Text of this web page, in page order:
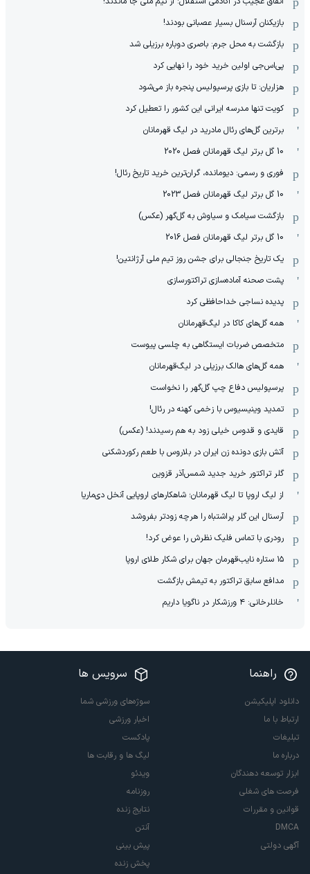
بازیکنان آرسنال بسیار عصبانی بودند!
بازگشت به محل جرم: باصری دوباره برزیلی شد
پی‌اس‌جی اولین خرید خود را نهایی کرد
هزاریان: تا بازی پرسپولیس پنجره باز می‌شود
کویت تنها مدرسه ایرانی این کشور را تعطیل کرد
برترین گل‌های رئال مادرید در لیگ قهرمانان
10 گل برتر لیگ قهرمانان فصل 2020
فوری و رسمی: دیومانده، گران‌ترین خرید تاریخ رئال!
10 گل برتر لیگ قهرمانان فصل 2023
بازگشت سیامک و سیاوش به گل‌گهر (عکس)
10 گل برتر لیگ قهرمانان فصل 2016
یک تاریخ جنجالی برای جشن روز تیم ملی آرژانتین!
پشت صحنه آماده‌سازی تراکتورسازی
پدیده نساجی خداحافظی کرد
همه گل‌های کاکا در لیگ‌قهرمانان
متخصص ضربات ایستگاهی به چلسی پیوست
همه گل‌های هالک برزیلی در لیگ‌قهرمانان
پرسپولیس دفاع چپ گل‌گهر را نخواست
تمدید وینیسیوس با زخمی کهنه در رئال!
قایدی و قدوس خیلی زود به هم رسیدند! (عکس)
آتش بازی دونده زن ایران در بلاروس با طعم رکوردشکنی
گلر تراکتور خرید جدید شمس‌آذر قزوین
از لیگ اروپا تا لیگ قهرمانان؛ شاهکارهای اروپایی آنخل دی‌ماریا
آرسنال این گلر پراشتباه را هرچه زودتر بفروشد
رودری با تماس فلیک نظرش را عوض کرد!
١۵ ستاره نایب‌قهرمان جهان برای شکار طلای اروپا
مدافع سابق تراکتور به تیمش بازگشت
خانلرخانی: ۴ ورزشکار در ناگویا داریم
راهنما
دانلود اپلیکیشن
ارتباط با ما
تبلیغات
درباره ما
ابزار توسعه دهندگان
فرصت های شغلی
قوانین و مقررات
DMCA
آگهی دولتی
سرویس ها
سوژه‌های ورزشی شما
اخبار ورزشی
پادکست
لیگ ها و رقابت ها
ویدئو
روزنامه
نتایج زنده
آنتن
پیش بینی
پخش زنده